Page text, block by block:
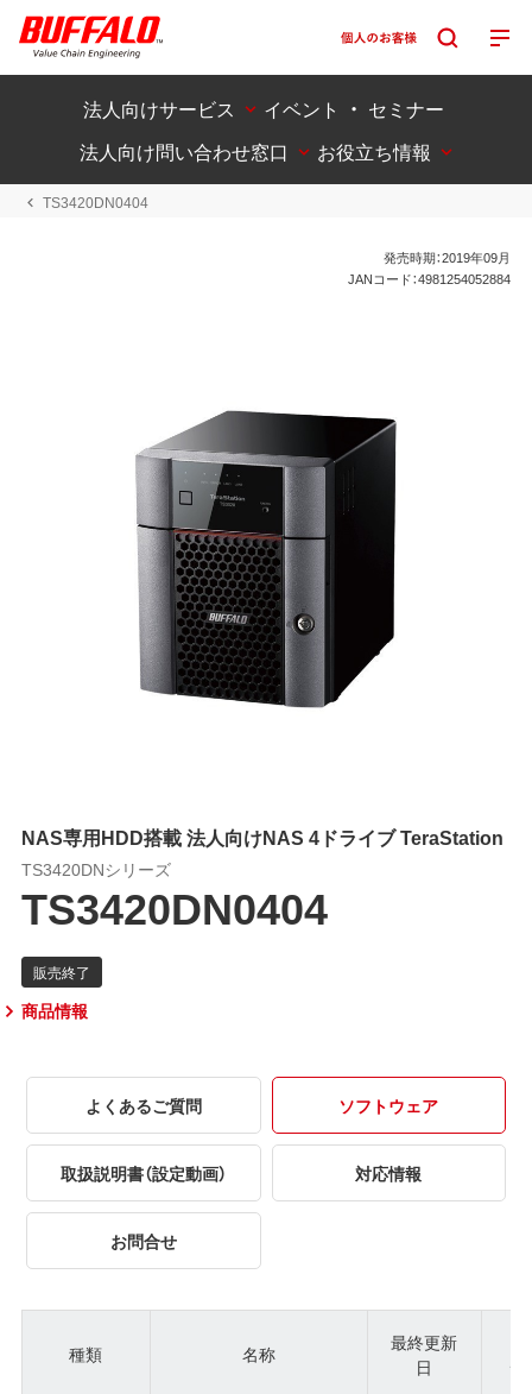
法人向けサービス
イベント ・ セミナー
法人向け問い合わせ窓口
お役立ち情報
TS3420DN0404
発売時期：2019年09月
JANコード：4981254052884
NAS専用HDD搭載 法人向けNAS 4ドライブ TeraStation
TS3420DNシリーズ
TS3420DN0404
商品情報
よくあるご質問 ソフトウェア
取扱説明書（設定動画） 対応情報
お問合せ
種類 名称
最終更新
日
ジ